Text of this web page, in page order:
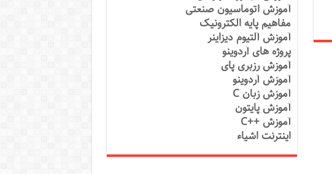
آموزش اتوماسیون صنعتی
مفاهیم پایه الکترونیک
آموزش آلتیوم دیزاینر
پروژه های آردوینو
آموزش رزبری پای
آموزش آردوینو
آموزش زبان C
آموزش پایتون
آموزش ++C
اینترنت اشیاء